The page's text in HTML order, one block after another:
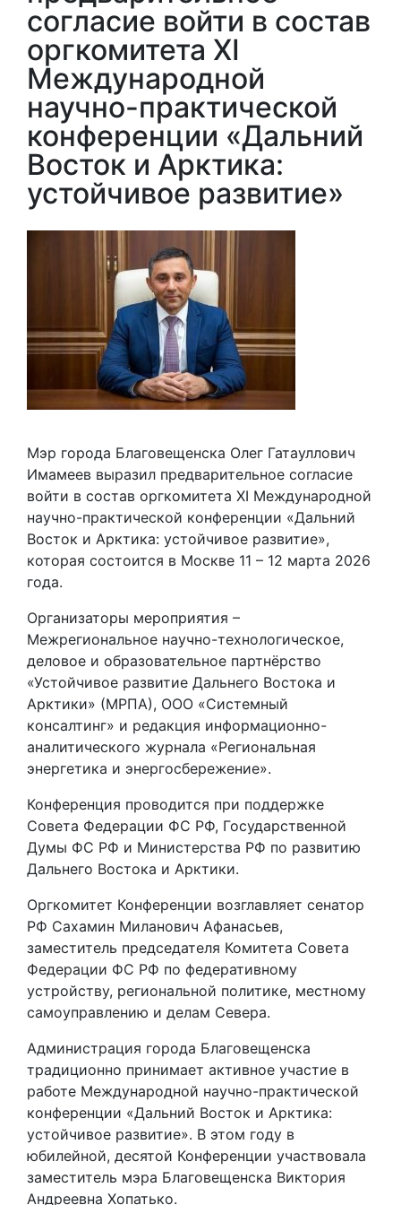
согласие войти в состав
оргкомитета XI
Международной
научно-практической
конференции «Дальний
Восток и Арктика:
устойчивое развитие»
Мэр города Благовещенска Олег Гатауллович
Имамеев выразил предварительное согласие
войти в состав оргкомитета XI Международной
научно-практической конференции «Дальний
Восток и Арктика: устойчивое развитие»,
которая состоится в Москве 11 – 12 марта 2026
года.
Организаторы мероприятия –
Межрегиональное научно-технологическое,
деловое и образовательное партнёрство
«Устойчивое развитие Дальнего Востока и
Арктики» (МРПА), ООО «Системный
консалтинг» и редакция информационно-
аналитического журнала «Региональная
энергетика и энергосбережение».
Конференция проводится при поддержке
Совета Федерации ФС РФ, Государственной
Думы ФС РФ и Министерства РФ по развитию
Дальнего Востока и Арктики.
Оргкомитет Конференции возглавляет сенатор
РФ Сахамин Миланович Афанасьев,
заместитель председателя Комитета Совета
Федерации ФС РФ по федеративному
устройству, региональной политике, местному
самоуправлению и делам Севера.
Администрация города Благовещенска
традиционно принимает активное участие в
работе Международной научно-практической
конференции «Дальний Восток и Арктика:
устойчивое развитие». В этом году в
юбилейной, десятой Конференции участвовала
заместитель мэра Благовещенска Виктория
Андреевна Хопатько.